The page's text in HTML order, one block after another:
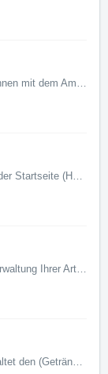
Neben dem Amadeus II Backoffice steht Ihnen mit dem Amadeus II Reporting ein weiteres Tool zur Verfügung. Während das Amadeus II Backoffice alle Einstellung...
Willkommen im Amadeus II Reporting Auf der Startseite (Home-Button) finden Sie ihr Dashboard bzw. Journal, sowie einen Direktzugriff auf Ihre "Favori...
Unter diesem Menüpunkt finden Sie die Verwaltung Ihrer Artikelstammdaten, Mitarbeiterrechten und des Zeitmanagers. Die Verwaltung der Artikelstammdaten ist ...
Die Bestandsverwaltung in Amadeus verwaltet den (Getränke-) Bestand der Verkaufsartikel in verschiedenen Lagern. Über das Anwählen einer Verkaufsstelle (vor...